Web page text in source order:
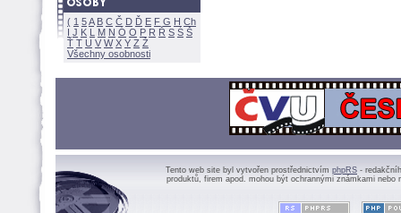
( 1 5A B C Č D Ď E F G H Ch
I J K L M N Ó O P R Ř S Ś
Ť T U V W X Y Z
Všechny osobnosti
Tento web site byl vytvořen prostřednictvím phpRS -
produktů, firem apod. mohou být ochrannými známkami